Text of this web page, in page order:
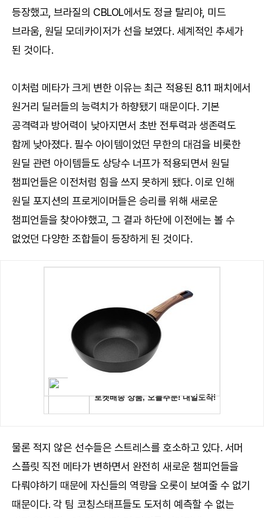
등장했고, 브라질의 CBLOL에서도 정글 탈리야, 미드
브라움, 원딜 모데카이저가 선을 보였다. 세계적인 추세가
된 것이다.
이처럼 메타가 크게 변한 이유는 최근 적용된 8.11 패치에서
원거리 딜러들의 능력치가 하향됐기 때문이다. 기본
공격력과 방어력이 낮아지면서 초반 전투력과 생존력도
함께 낮아졌다. 필수 아이템이었던 무한의 대검을 비롯한
원딜 관련 아이템들도 상당수 너프가 적용되면서 원딜
챔피언들은 이전처럼 힘을 쓰지 못하게 됐다. 이로 인해
원딜 포지션의 프로게이머들은 승리를 위해 새로운
챔피언들을 찾아야했고, 그 결과 하단에 이전에는 볼 수
없었던 다양한 조합들이 등장하게 된 것이다.
물론 적지 않은 선수들은 스트레스를 호소하고 있다. 서머
스플릿 직전 메타가 변하면서 완전히 새로운 챔피언들을
다뤄야하기 때문에 자신들의 역량을 오롯이 보여줄 수 없기
때문이다. 각 팀 코칭스태프들도 도저히 예측할 수 없는